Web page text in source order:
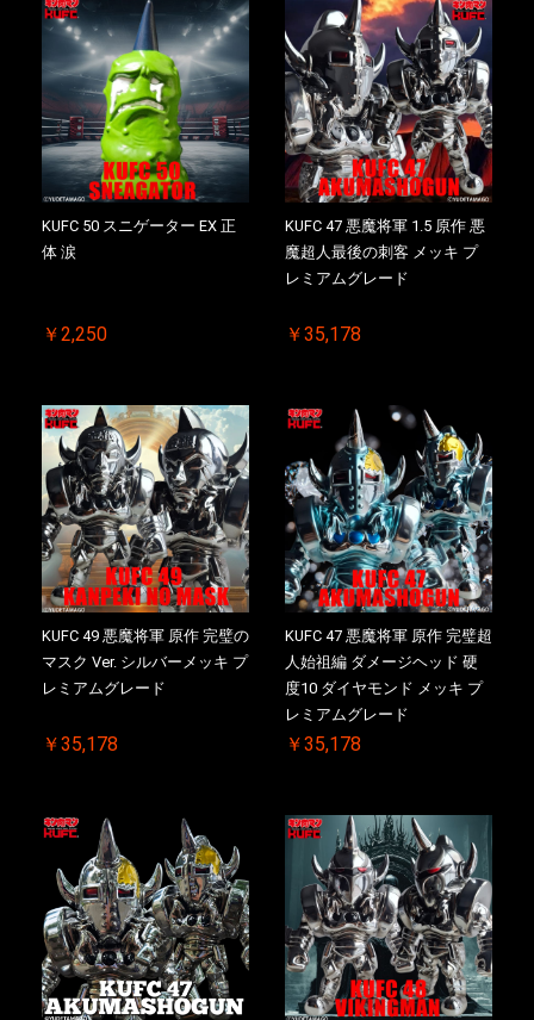
お買い物を続ける カートへ進む
KUFC 50 スニゲーター EX 正
体 涙
￥2,250
KUFC 47 悪魔将軍 1.5 原作 悪
魔超人最後の刺客 メッキ プ
レミアムグレード
￥35,178
KUFC 49 悪魔将軍 原作 完璧の
マスク Ver. シルバーメッキ プ
レミアムグレード
￥35,178
KUFC 47 悪魔将軍 原作 完璧超
人始祖編 ダメージヘッド 硬
度10 ダイヤモンド メッキ プ
レミアムグレード
￥35,178